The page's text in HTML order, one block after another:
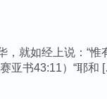
耶稣’这个名原意
悯的性情。主耶
赎出来，从那时
，就如经上说：“惟
亚书43:11）“耶和